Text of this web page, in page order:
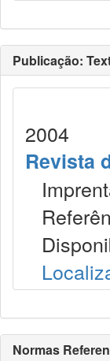
Publicação:
2004
Revista
Normas